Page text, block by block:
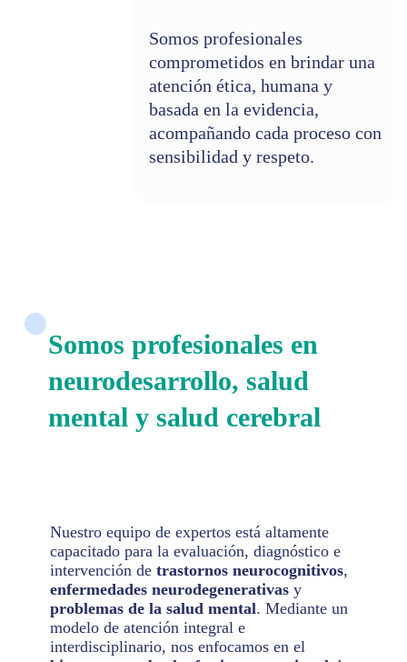
Somos profesionales
comprometidos en brindar una
atención ética, humana y
basada en la evidencia,
acompañando cada proceso con
sensibilidad y respeto.
Somos profesionales en
neurodesarrollo, salud
mental y salud cerebral
Nuestro equipo de expertos está altamente
capacitado para la evaluación, diagnóstico e
intervención detrastornos neurocognitivos,
enfermedades neurodegenerativas y
problemas de la salud mental. Mediante un
modelo de atención integral e
interdisciplinario, nos enfocamos en el